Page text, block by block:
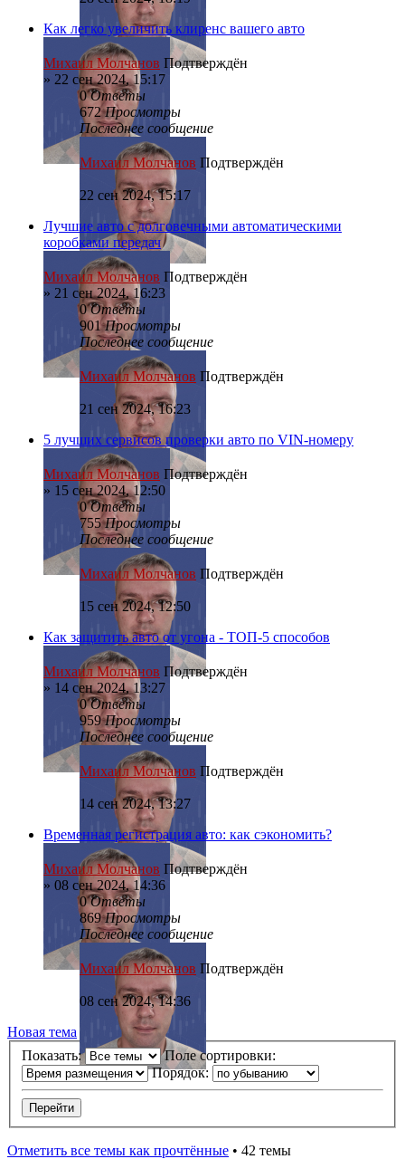
Как легко увеличить клиренс вашего авто
Михаил Молчанов Подтверждён
» 22 сен 2024, 15:17
0Ответы
672Просмотры
Последнее сообщение
Михаил Молчанов Подтверждён
22 сен 2024, 15:17
Лучшие авто с долговечными автоматическими
коробками передач
Михаил Молчанов Подтверждён
» 21 сен 2024, 16:23
0Ответы
901Просмотры
Последнее сообщение
Михаил Молчанов Подтверждён
21 сен 2024, 16:23
5 лучших сервисов проверки авто по VIN-номеру
Михаил Молчанов Подтверждён
» 15 сен 2024, 12:50
0Ответы
755Просмотры
Последнее сообщение
Михаил Молчанов Подтверждён
15 сен 2024, 12:50
Как защитить авто от угона - ТОП-5 способов
Михаил Молчанов Подтверждён
» 14 сен 2024, 13:27
0Ответы
959Просмотры
Последнее сообщение
Михаил Молчанов Подтверждён
14 сен 2024, 13:27
Временная регистрация авто: как сэкономить?
Михаил Молчанов Подтверждён
» 08 сен 2024, 14:36
0Ответы
869Просмотры
Последнее сообщение
Михаил Молчанов Подтверждён
08 сен 2024, 14:36
Новая тема
Показать:
Поле сортировки:
Порядок:
Отметить все темы как прочтённые • 42 темы